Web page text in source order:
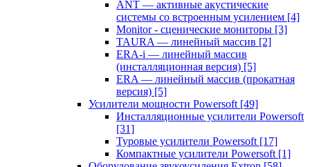
ANT — активные акустические
системы со встроенным усилением [4]
Monitor - сценические мониторы [3]
TAURA — линейный массив [2]
ERA-i — линейный массив
(инсталляционная версия) [5]
ERA — линейный массив (прокатная
версия) [5]
Усилители мощности Powersoft [49]
Инсталляционные усилители Powersoft
[31]
Туровые усилители Powersoft [17]
Компактные усилители Powersoft [1]